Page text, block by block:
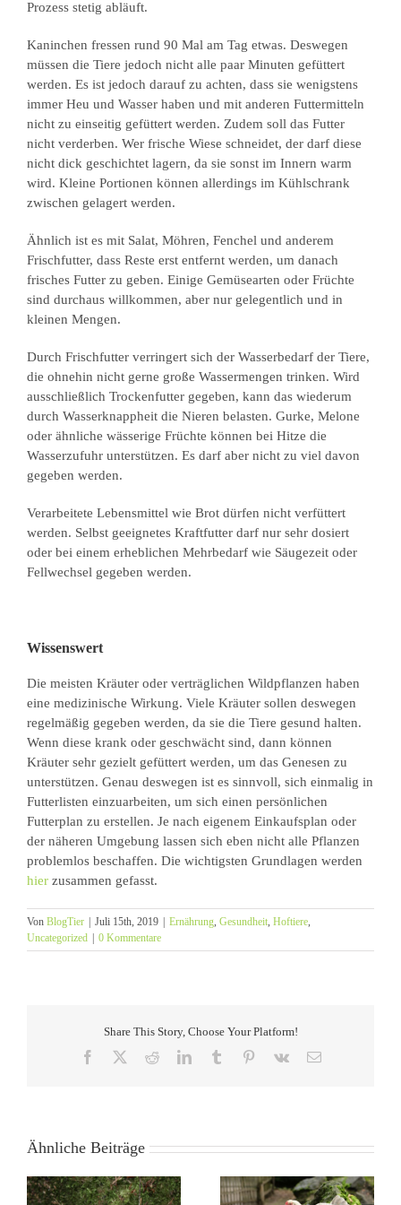
Prozess stetig abläuft.
Kaninchen fressen rund 90 Mal am Tag etwas. Deswegen
müssen die Tiere jedoch nicht alle paar Minuten gefüttert
werden. Es ist jedoch darauf zu achten, dass sie wenigstens
immer Heu und Wasser haben und mit anderen Futtermitteln
nicht zu einseitig gefüttert werden. Zudem soll das Futter
nicht verderben. Wer frische Wiese schneidet, der darf diese
nicht dick geschichtet lagern, da sie sonst im Innern warm
wird. Kleine Portionen können allerdings im Kühlschrank
zwischen gelagert werden.
Ähnlich ist es mit Salat, Möhren, Fenchel und anderem
Frischfutter, dass Reste erst entfernt werden, um danach
frisches Futter zu geben. Einige Gemüsearten oder Früchte
sind durchaus willkommen, aber nur gelegentlich und in
kleinen Mengen.
Durch Frischfutter verringert sich der Wasserbedarf der Tiere,
die ohnehin nicht gerne große Wassermengen trinken. Wird
ausschließlich Trockenfutter gegeben, kann das wiederum
durch Wasserknappheit die Nieren belasten. Gurke, Melone
oder ähnliche wässerige Früchte können bei Hitze die
Wasserzufuhr unterstützen. Es darf aber nicht zu viel davon
gegeben werden.
Verarbeitete Lebensmittel wie Brot dürfen nicht verfüttert
werden. Selbst geeignetes Kraftfutter darf nur sehr dosiert
oder bei einem erheblichen Mehrbedarf wie Säugezeit oder
Fellwechsel gegeben werden.
Wissenswert
Die meisten Kräuter oder verträglichen Wildpflanzen haben
eine medizinische Wirkung. Viele Kräuter sollen deswegen
regelmäßig gegeben werden, da sie die Tiere gesund halten.
Wenn diese krank oder geschwächt sind, dann können
Kräuter sehr gezielt gefüttert werden, um das Genesen zu
unterstützen. Genau deswegen ist es sinnvoll, sich einmalig in
Futterlisten einzuarbeiten, um sich einen persönlichen
Futterplan zu erstellen. Je nach eigenem Einkaufsplan oder
der näheren Umgebung lassen sich eben nicht alle Pflanzen
problemlos beschaffen. Die wichtigsten Grundlagen werden
hier zusammen gefasst.
Von BlogTier | Juli 15th, 2019 | Ernährung, Gesundheit, Hoftiere,
Uncategorized | 0 Kommentare
Share This Story, Choose Your Platform!
Facebook RedditLinkedInTumblr Pinterest
Vk
E-
Ähnliche Beiträge